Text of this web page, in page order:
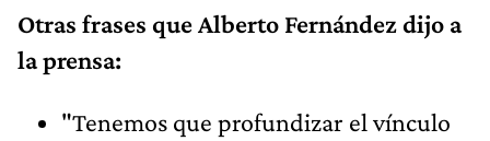
Otras frases que Alberto Fernández dijo a
la prensa:
"Tenemos que profundizar el vínculo